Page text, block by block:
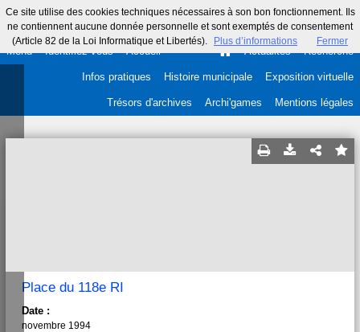
Ce site utilise des cookies techniques nécessaires à son bon fonctionnement. Ils
ne contiennent aucune donnée personnelle et sont exemptés de consentement
(Article 82 de la Loi Informatique et Libertés).
Plus d’informations Fermer
Menu Identifiez-vous Accueil Actualités Recherche
Infos pratiques Histoire municipale Exposition virtuelle
Trésors d'archives Archi'games Mentions légales
Place du 118e RI
Date :
novembre 1994